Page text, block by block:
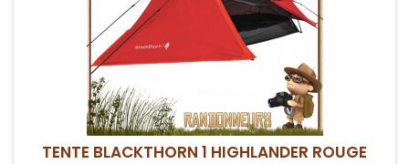
TENTE BLACKTHORN 1 HIGHLANDER ROUGE